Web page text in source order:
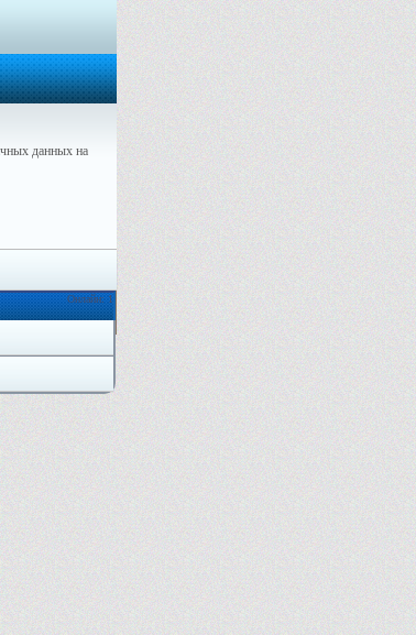
данных на
Онлайн: 1